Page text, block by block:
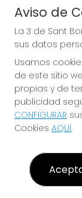
Aviso de
La 3 de Sant
sus datos
Usamos
de este sitio
propias y de
publicidad
CONFIGURAR
Cookies AQUÍ.